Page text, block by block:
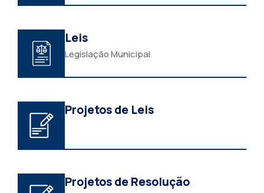
Leis
Legislação Municipal
Projetos de Leis
Projetos de Resolução